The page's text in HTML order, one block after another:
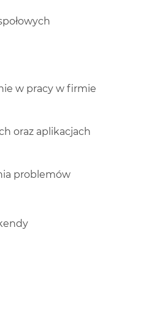
w pracy w firmie
oraz aplikacjach
problemów